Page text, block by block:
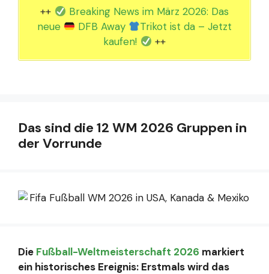
++
Breaking News im März 2026: Das
neue
DFB Away
Trikot ist da – Jetzt
kaufen!
++
Das sind die 12 WM 2026 Gruppen in
der Vorrunde
Die Fußball-Weltmeisterschaft 2026 markiert
ein historisches Ereignis: Erstmals wird das